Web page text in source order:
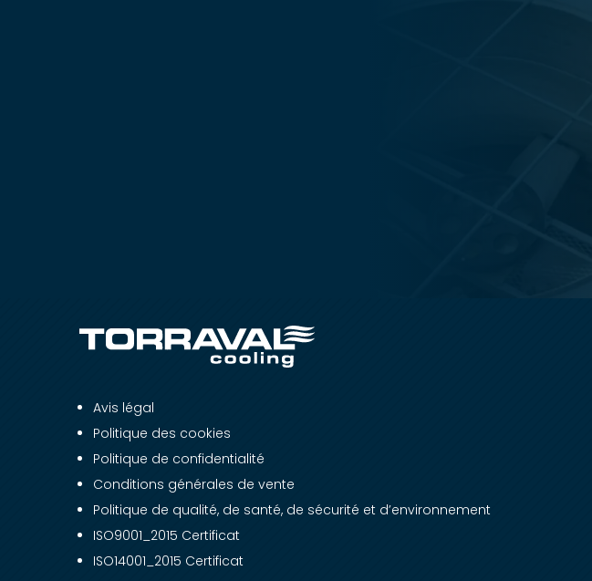
Avis légal
Politique des cookies
Politique de confidentialité
Conditions générales de vente
Politique de qualité, de santé, de sécurité et d’environnement
ISO9001_2015 Certificat
ISO14001_2015 Certificat